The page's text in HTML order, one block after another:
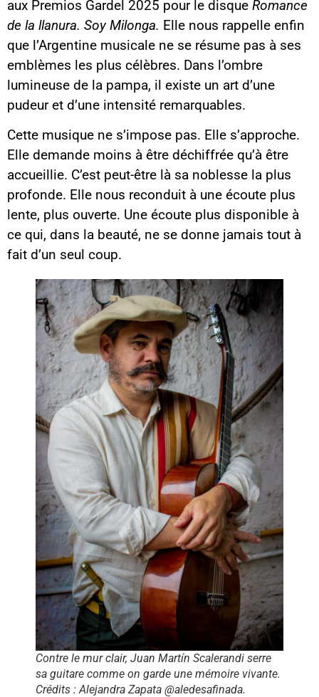
aux Premios Gardel 2025 pour le disque Romance
de la llanura. Soy Milonga. Elle nous rappelle enfin
que l’Argentine musicale ne se résume pas à ses
emblèmes les plus célèbres. Dans l’ombre
lumineuse de la pampa, il existe un art d’une
pudeur et d’une intensité remarquables.
Cette musique ne s’impose pas. Elle s’approche.
Elle demande moins à être déchiffrée qu’à être
accueillie. C’est peut-être là sa noblesse la plus
profonde. Elle nous reconduit à une écoute plus
lente, plus ouverte. Une écoute plus disponible à
ce qui, dans la beauté, ne se donne jamais tout à
fait d’un seul coup.
Contre le mur clair, Juan Martín Scalerandi serre
sa guitare comme on garde une mémoire vivante.
Crédits : Alejandra Zapata @aledesafinada.